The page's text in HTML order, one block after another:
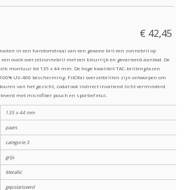
€ 42,45
in een handomdraai van een gewone bril een zonnebril op
ovale overzetzonnebril met een kleurrijk en gevarieerd aanbod. De
montuur tot 135 x 44 mm. De hoge kwaliteit TAC-brillenglazen
UV-400 bescherming. FitOfar overzetbrillen zijn ontworpen om
van het gezicht, zodat ook indirect invallend licht verminderd
met microfiber pouch en sportief etui.
135 x 44 mm
paars
categorie 3
grijs
Metallic
gepolariseerd